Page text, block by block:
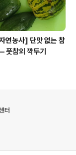
연농사] 단맛 없는 참
풋참외 깍두기
터